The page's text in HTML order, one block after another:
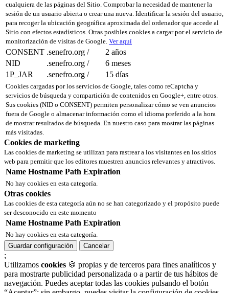
cualquiera de las páginas del Sitio. Comprobar la necesidad de mantener la
sesión de un usuario abierta o crear una nueva. Identificar la sesión del usuario,
para recoger la ubicación geográfica aproximada del ordenador que accede al
Sitio con efectos estadísticos. Otras posibles cookies a cargar por el servicio de
monitorización de visitas de Google. Ver aquí
CONSENT .senefro.org /
2 años
NID
.senefro.org /
6 meses
1P_JAR
.senefro.org / 15 días
Cookies cargadas por los servicios de Google, tales como reCaptcha y
servicios de búsqueda y compartición de contenidos en Google+, entre otros.
Sus cookies (NID o CONSENT) permiten personalizar cómo se ven anuncios
fuera de Google o almacenar información como el idioma preferido a la hora
de mostrar resultados de búsqueda. En nuestro caso para mostrar las páginas
más visitadas.
Cookies de marketing
Las cookies de marketing se utilizan para rastrear a los visitantes en los sitios
web para permitir que los editores muestren anuncios relevantes y atractivos.
Name Hostname Path Expiration
No hay cookies en esta categoría.
Otras cookies
Las cookies de esta categoría aún no se han categorizado y el propósito puede
ser desconocido en este momento
Name Hostname Path Expiration
No hay cookies en esta categoría.
Guardar configuración
Cancelar
;
Utilizamos cookies 🍪 propias y de terceros para fines analíticos y
para mostrarte publicidad personalizada o a partir de tus hábitos de
navegación. Puedes aceptar todas las cookies pulsando el botón